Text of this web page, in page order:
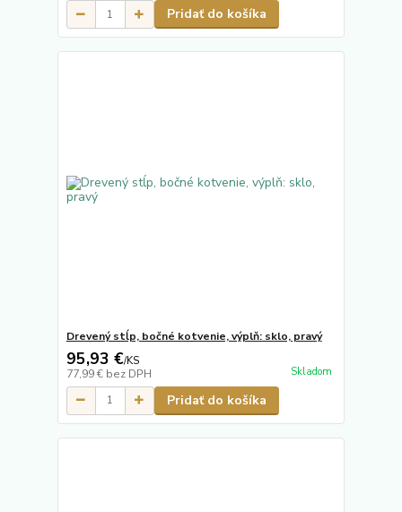
Pridať do košíka
Drevený stĺp, bočné kotvenie, výplň: sklo, pravý
95,93 €/KS
77,99 € bez DPH Skladom
Pridať do košíka